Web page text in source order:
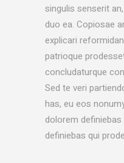
singulis senserit
duo ea. Copiosae
explicari
patrioque
concludaturque
Sed te veri
has, eu eos
dolorem
definiebas qui